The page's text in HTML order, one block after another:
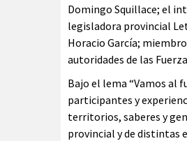
Domingo Squillace; el
legisladora provincial
Horacio García;
autoridades de las
Bajo el lema “Vamos al
participantes y
territorios, saberes y
provincial y de distintas